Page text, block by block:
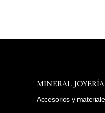
MINERAL JOYERÍA
Accesorios y